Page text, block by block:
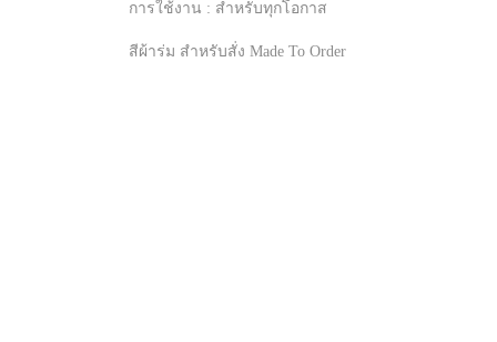
การใช้งาน : สำหรับทุกโอกาส
สีผ้าร่ม สำหรับสั่ง Made To Order